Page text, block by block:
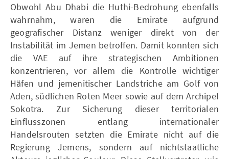
Obwohl Abu Dhabi die Huthi-Bedrohung ebenfalls
wahrnahm, waren die Emirate aufgrund
geografischer Distanz weniger direkt von der
Instabilität im Jemen betroffen. Damit konnten sich
die VAE auf ihre strategischen Ambitionen
konzentrieren, vor allem die Kontrolle wichtiger
Häfen und jemenitischer Landstriche am Golf von
Aden, südlichen Roten Meer sowie auf dem Archipel
Sokotra. Zur Sicherung dieser territorialen
Einflusszonen entlang internationaler
Handelsrouten setzten die Emirate nicht auf die
Regierung Jemens, sondern auf nichtstaatliche